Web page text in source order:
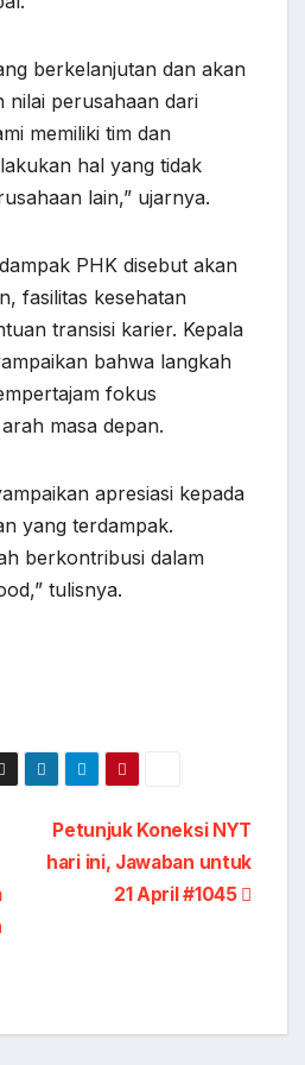
berkelanjutan dan akan
nilai perusahaan dari
memiliki tim dan
hal yang tidak
lain,” ujarnya.
PHK disebut akan
fasilitas kesehatan
transisi karier. Kepala
bahwa langkah
fokus
masa depan.
apresiasi kepada
yang terdampak.
berkontribusi dalam
tulisnya.
Petunjuk Koneksi NYT
hari ini, Jawaban untuk
21 April #1045